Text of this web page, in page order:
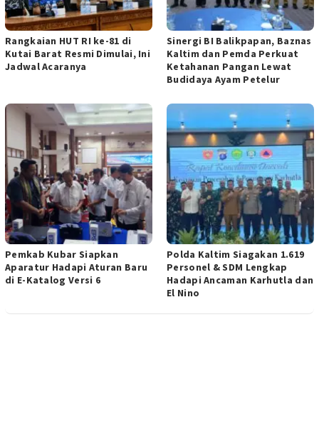
Rangkaian HUT RI ke-81 di
Kutai Barat Resmi Dimulai, Ini
Jadwal Acaranya
Sinergi BI Balikpapan, Baznas
Kaltim dan Pemda Perkuat
Ketahanan Pangan Lewat
Budidaya Ayam Petelur
Pemkab Kubar Siapkan
Aparatur Hadapi Aturan Baru
di E-Katalog Versi 6
Polda Kaltim Siagakan 1.619
Personel & SDM Lengkap
Hadapi Ancaman Karhutla dan
El Nino